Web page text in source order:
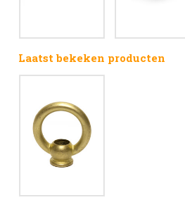
Laatst bekeken producten